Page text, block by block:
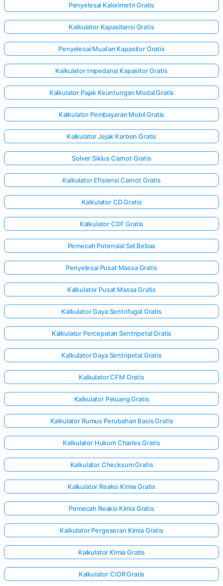
Penyelesai Kalorimetri Gratis
Kalkulator Kapasitansi Gratis
Penyelesai Muatan Kapasitor Gratis
Kalkulator Impedansi Kapasitor Gratis
Kalkulator Pajak Keuntungan Modal Gratis
Kalkulator Pembayaran Mobil Gratis
Kalkulator Jejak Karbon Gratis
Solver Siklus Carnot Gratis
Kalkulator Efisiensi Carnot Gratis
Kalkulator CD Gratis
Kalkulator CDF Gratis
Pemecah Potensial Sel Bebas
Penyelesai Pusat Massa Gratis
Kalkulator Pusat Massa Gratis
Kalkulator Gaya Sentrifugal Gratis
Kalkulator Percepatan Sentripetal Gratis
Kalkulator Gaya Sentripetal Gratis
Kalkulator CFM Gratis
Kalkulator Peluang Gratis
Kalkulator Rumus Perubahan Basis Gratis
Kalkulator Hukum Charles Gratis
Kalkulator Checksum Gratis
Kalkulator Reaksi Kimia Gratis
Pemecah Reaksi Kimia Gratis
Kalkulator Pergeseran Kimia Gratis
Kalkulator Kimia Gratis
Kalkulator CIDR Gratis